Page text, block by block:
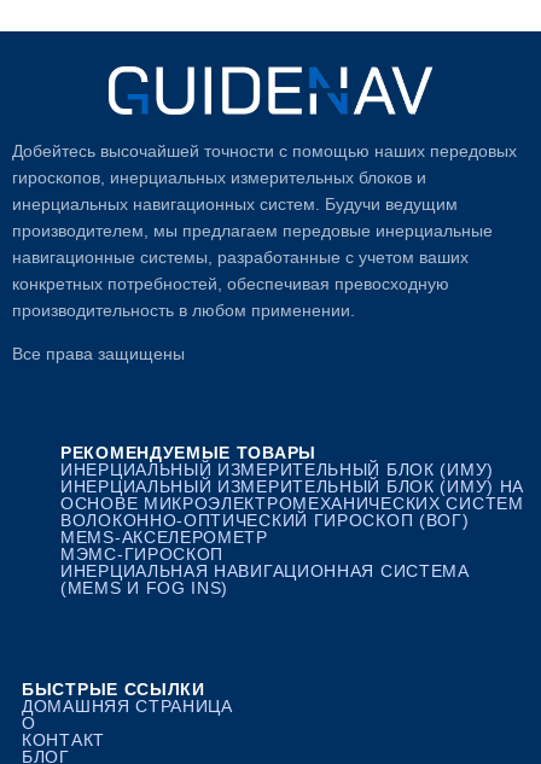
Добейтесь высочайшей точности с помощью наших передовых
гироскопов, инерциальных измерительных блоков и
инерциальных навигационных систем. Будучи ведущим
производителем, мы предлагаем передовые инерциальные
навигационные системы, разработанные с учетом ваших
конкретных потребностей, обеспечивая превосходную
производительность в любом применении.
Все права защищены
РЕКОМЕНДУЕМЫЕ ТОВАРЫ
ИНЕРЦИАЛЬНЫЙ ИЗМЕРИТЕЛЬНЫЙ БЛОК (ИМУ)
ИНЕРЦИАЛЬНЫЙ ИЗМЕРИТЕЛЬНЫЙ БЛОК (ИМУ) НА
ОСНОВЕ МИКРОЭЛЕКТРОМЕХАНИЧЕСКИХ СИСТЕМ
ВОЛОКОННО-ОПТИЧЕСКИЙ ГИРОСКОП (ВОГ)
MEMS-АКСЕЛЕРОМЕТР
МЭМС-ГИРОСКОП
ИНЕРЦИАЛЬНАЯ НАВИГАЦИОННАЯ СИСТЕМА
(MEMS И FOG INS)
БЫСТРЫЕ ССЫЛКИ
ДОМАШНЯЯ СТРАНИЦА
О
КОНТАКТ
БЛОГ